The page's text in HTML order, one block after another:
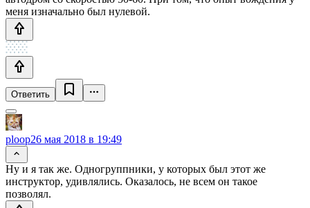
меня изначально был нулевой.
Ответить
ploop26 мая 2018 в 19:49
Ну и я так же. Одногруппники, у которых был этот же
инструктор, удивлялись. Оказалось, не всем он такое
позволял.